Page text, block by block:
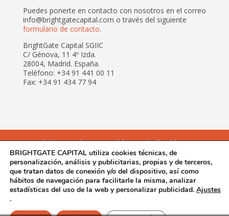
Puedes ponerte en contacto con nosotros en el correo
info@brightgatecapital.com o través del siguiente
formulario de contacto.
BrightGate Capital SGIIC
C/ Génova, 11 4º Izda.
28004, Madrid. España.
Teléfono: +34 91 441 00 11
Fax: +34 91 434 77 94
Inicio Equipo Gestión
Distribución
Asesoramiento
Atención al inversor y Documentación Legal
Aviso Legal
Política de cookies
Política de Privacidad
BrightGate Capital SGIIC © Copyright 2018 | Diseñada por
BRIGHTGATE CAPITAL utiliza cookies técnicas, de
personalización, análisis y publicitarias, propias y de terceros,
que tratan datos de conexión y/o del dispositivo, así como
hábitos de navegación para facilitarle la misma, analizar
estadísticas del uso de la web y personalizar publicidad. Ajustes
.